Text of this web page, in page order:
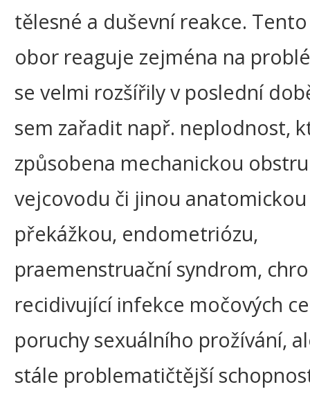
tělesné a duševní reakce.
obor reaguje zejména na
se velmi rozšířily v poslední
sem zařadit např. neplodnost,
způsobena mechanickou
vejcovodu či jinou anatomickou
překážkou, endometriózu,
praemenstruační syndrom,
recidivující infekce močových
poruchy sexuálního prožívání,
stále problematičtější